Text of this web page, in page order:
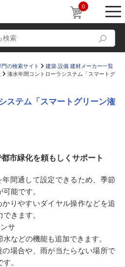
0
設計士インタビュー
販売・施工代理店募集
門の検索サイト
建築 設備 建材メーカー一覧
潅水年間コントローラシステム「スマートグ
ステム「スマートグリーン潅
市緑化を頼もしくサポート
間通して設定できるため、季節
能です。
りやすいダイヤル操作などを追
きます。
サ
などの機能も追加できます。
場合や、雨が当たらない場所で
。